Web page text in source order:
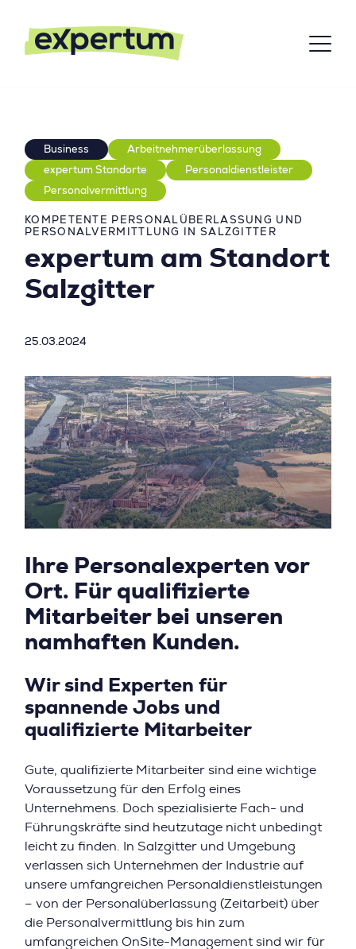
Business
Arbeitnehmerüberlassung
expertum Standorte
Personaldienstleister
Personalvermittlung
KOMPETENTE PERSONALÜBERLASSUNG UND
PERSONALVERMITTLUNG IN SALZGITTER
expertum am Standort
Salzgitter
25.03.2024
Ihre Personalexperten vor
Ort. Für qualifizierte
Mitarbeiter bei unseren
namhaften Kunden.
Wir sind Experten für
spannende Jobs und
qualifizierte Mitarbeiter
Gute, qualifizierte Mitarbeiter sind eine wichtige
Voraussetzung für den Erfolg eines
Unternehmens. Doch spezialisierte Fach- und
Führungskräfte sind heutzutage nicht unbedingt
leicht zu finden. In Salzgitter und Umgebung
verlassen sich Unternehmen der Industrie auf
unsere umfangreichen Personaldienstleistungen
– von der Personalüberlassung (Zeitarbeit) über
die Personalvermittlung bis hin zum
umfangreichen OnSite-Management sind wir für